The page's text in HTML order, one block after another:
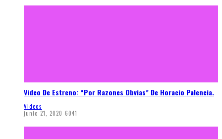
Video De Estreno: “Por Razones Obvias” De Horacio Palencia.
Videos
junio 21, 2020 6041